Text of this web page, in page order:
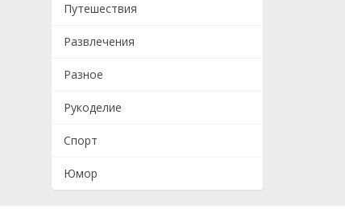
Путешествия
Развлечения
Разное
Рукоделие
Спорт
Юмор